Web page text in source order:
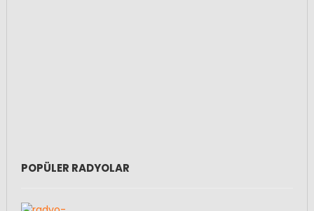
POPÜLER RADYOLAR